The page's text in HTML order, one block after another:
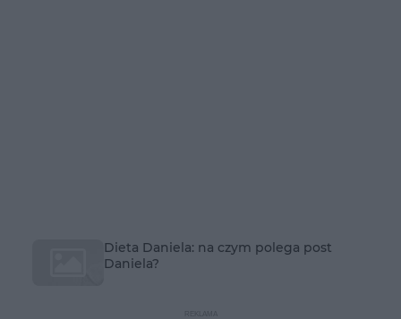
Dieta Daniela: na czym polega post
Daniela?